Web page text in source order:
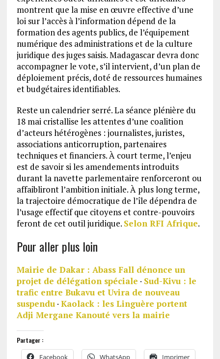
montrent que la mise en œuvre effective d’une
loi sur l’accès à l’information dépend de la
formation des agents publics, de l’équipement
numérique des administrations et de la culture
juridique des juges saisis. Madagascar devra donc
accompagner le vote, s’il intervient, d’un plan de
déploiement précis, doté de ressources humaines
et budgétaires identifiables.
Reste un calendrier serré. La séance plénière du
18 mai cristallise les attentes d’une coalition
d’acteurs hétérogènes : journalistes, juristes,
associations anticorruption, partenaires
techniques et financiers. À court terme, l’enjeu
est de savoir si les amendements introduits
durant la navette parlementaire renforceront ou
affaibliront l’ambition initiale. À plus long terme,
la trajectoire démocratique de l’île dépendra de
l’usage effectif que citoyens et contre-pouvoirs
feront de cet outil juridique. Selon RFI Afrique.
Pour aller plus loin
Mairie de Dakar : Abass Fall dénonce un
projet de délégation spéciale · Sud-Kivu : le
trafic entre Bukavu et Uvira de nouveau
suspendu· Kaolack : les Linguère portent
Adji Mergane Kanouté vers la mairie
Partager :
Facebook WhatsApp Imprimer